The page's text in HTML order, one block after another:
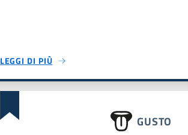
LEGGI DI PIÙ
GUSTO